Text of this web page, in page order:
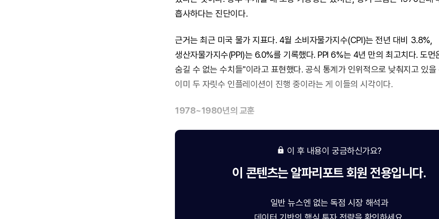
흡사하다는 진단이다.
근거는 최근 미국 물가 지표다. 4월 소비자물가지수(CPI)는 전년 대비 3.8%,
생산자물가지수(PPI)는 6.0%를 기록했다. PPI 6%는 4년 만의 최고치다. 도먼
숨길 수 없는 수치들"이라고 표현했다. 공식 통계가 인위적으로 낮춰지고 있을
이미 두 자릿수 인플레이션이 진행 중이라는 게 이들의 시각이다.
1978~1980년의 교훈
이 후 내용이 궁금하신가요?
이 콘텐츠는알파리포트회원 전용입니다.
일반 뉴스엔 없는 독점 시장 해석과